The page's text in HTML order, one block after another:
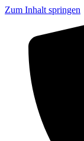
Zum Inhalt springen